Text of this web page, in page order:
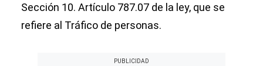
Sección 10. Artículo 787.07 de la ley, que se
refiere al Tráfico de personas.